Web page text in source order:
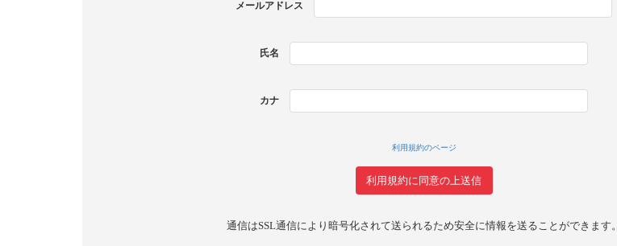
メールアドレス
氏名
カナ
利用規約のページ
通信はSSL通信により暗号化されて送られるため安全に情報を送ることができます。